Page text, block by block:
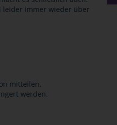
leider immer wieder über
mitteilen,
werden.